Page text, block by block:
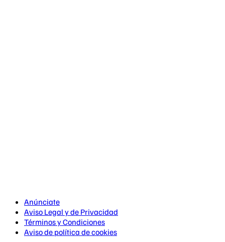
Anúnciate
Aviso Legal y de Privacidad
Términos y Condiciones
Aviso de política de cookies